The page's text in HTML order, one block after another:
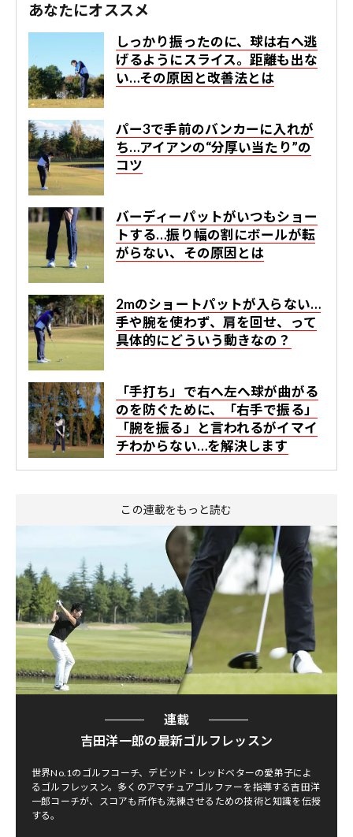
あなたにオススメ
しっかり振ったのに、球は右へ逃
げるようにスライス。距離も出な
い…その原因と改善法とは
パー3で手前のバンカーに入れが
ち…アイアンの“分厚い当たり”の
コツ
バーディーパット​がいつもショー
トする…振り幅の割にボールが転
がらない、その原因とは
2mのショートパットが入らない…
手や腕を使わず、肩を回せ、って
具体的にどういう動きなの？
「手打ち」で右へ左へ球が曲がる
のを防ぐために、「右手で振る」
「腕を振る」と言われるがイマイ
チわからない…を解決します
この連載をもっと読む
連載
吉田洋一郎の最新ゴルフレッスン
世界No.1のゴルフコーチ、デビッド・レッドベターの愛弟子によ
るゴルフレッスン。多くのアマチュアゴルファーを指導する吉田洋
一郎コーチが、スコアも所作も洗練させるための技術と知識を伝授
する。